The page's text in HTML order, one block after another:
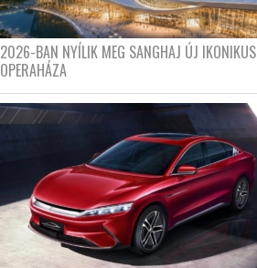
2026-BAN NYÍLIK MEG SANGHAJ ÚJ IKONIKUS
OPERAHÁZA